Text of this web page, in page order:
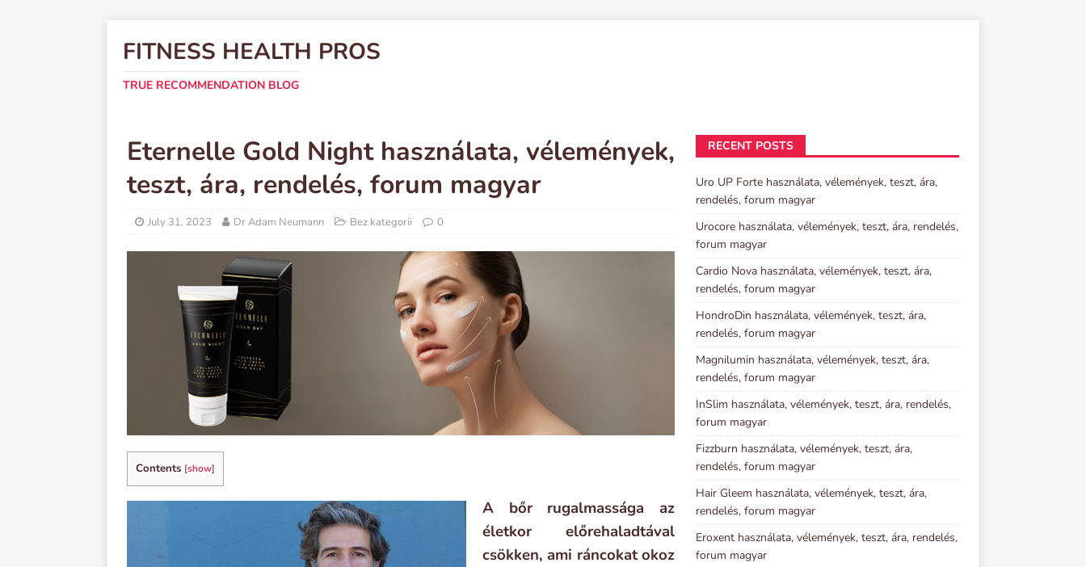
FITNESS HEALTH PROS
TRUE RECOMMENDATION BLOG
Eternelle Gold Night használata, vélemények,
teszt, ára, rendelés, forum magyar
July 31, 2023 Dr Adam Neumann Bez kategorii 0
Contents [show]
A bőr rugalmassága az
életkor előrehaladtával
csökken, ami ráncokat okoz
RECENT POSTS
Uro UP Forte használata, vélemények, teszt, ára,
rendelés, forum magyar
Urocore használata, vélemények, teszt, ára, rendelés,
forum magyar
Cardio Nova használata, vélemények, teszt, ára,
rendelés, forum magyar
HondroDin használata, vélemények, teszt, ára,
rendelés, forum magyar
Magnilumin használata, vélemények, teszt, ára,
rendelés, forum magyar
InSlim használata, vélemények, teszt, ára, rendelés,
forum magyar
Fizzburn használata, vélemények, teszt, ára,
rendelés, forum magyar
Hair Gleem használata, vélemények, teszt, ára,
rendelés, forum magyar
Eroxent használata, vélemények, teszt, ára, rendelés,
forum magyar